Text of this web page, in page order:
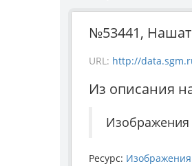
№53441,
URL: http://
Из описания
Изображения
Ресурс: